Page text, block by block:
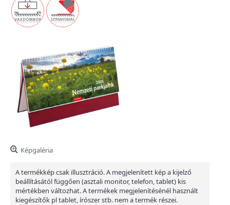
Képgaléria
A termékkép csak illusztráció. A megjelenített kép a kijelző
beállításától függően (asztali monitor, telefon, tablet) kis
mértékben változhat. A termékek megjelenítésénél használt
kiegészítők pl tablet, írószer stb. nem a termék részei.